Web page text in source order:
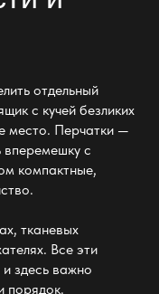
отдельный
с кучей безликих
место. Перчатки —
вперемешку с
компактные,
.
тканевых
Все эти
здесь важно
порядок.